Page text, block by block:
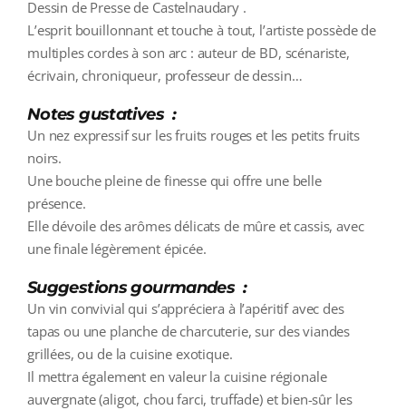
Dessin de Presse de Castelnaudary .
L’esprit bouillonnant et touche à tout, l’artiste possède de
multiples cordes à son arc : auteur de BD, scénariste,
écrivain, chroniqueur, professeur de dessin…
Notes gustatives :
Un nez expressif sur les fruits rouges et les petits fruits
noirs.
Une bouche pleine de finesse qui offre une belle
présence.
Elle dévoile des arômes délicats de mûre et cassis, avec
une finale légèrement épicée.
Suggestions gourmandes :
Un vin convivial qui s’appréciera à l’apéritif avec des
tapas ou une planche de charcuterie, sur des viandes
grillées, ou de la cuisine exotique.
Il mettra également en valeur la cuisine régionale
auvergnate (aligot, chou farci, truffade) et bien-sûr les